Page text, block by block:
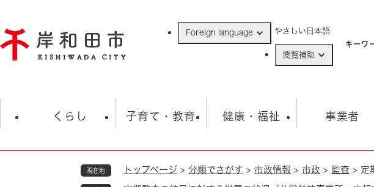
ジ
の
Foreign language やさしい日本語
閲覧補助
キーワ
くらし
住民票・戸籍
子育て・教育
学校 子育て
健康・福祉
福祉・健康・生活
事業者
入札・契
観光 観光ス
市の概要
現在地 トップページ > 分類でさがす > 市政情報 > 市政 > 監査 > 定